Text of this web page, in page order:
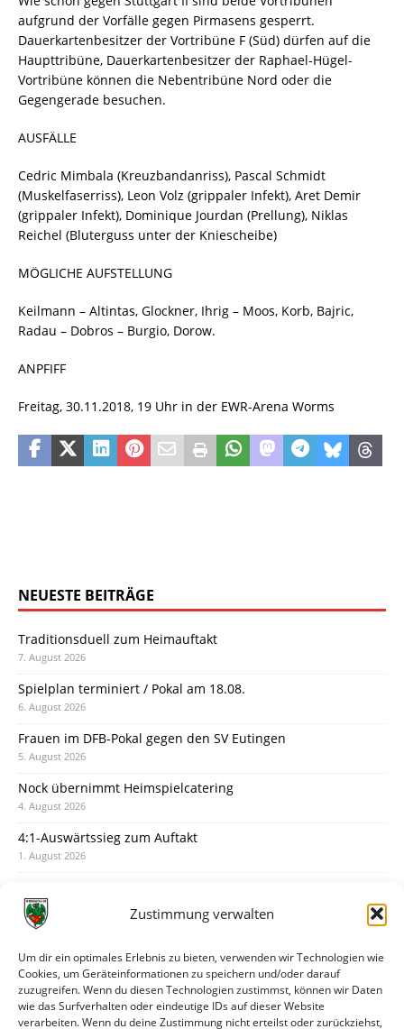
Zustimmung verwalten
Um dir ein optimales Erlebnis zu bieten, verwenden wir Technologien wie
Cookies, um Geräteinformationen zu speichern und/oder darauf
zuzugreifen. Wenn du diesen Technologien zustimmst, können wir Daten
wie das Surfverhalten oder eindeutige IDs auf dieser Website
verarbeiten. Wenn du deine Zustimmung nicht erteilst oder zurückziehst,
aufgrund der Vorfälle gegen Pirmasens gesperrt.
Dauerkartenbesitzer der Vortribüne F (Süd) dürfen auf die
Haupttribüne, Dauerkartenbesitzer der Raphael-Hügel-
Vortribüne können die Nebentribüne Nord oder die
Gegengerade besuchen.
AUSFÄLLE
Cedric Mimbala (Kreuzbandanriss), Pascal Schmidt
(Muskelfaserriss), Leon Volz (grippaler Infekt), Aret Demir
(grippaler Infekt), Dominique Jourdan (Prellung), Niklas
Reichel (Bluterguss unter der Kniescheibe)
MÖGLICHE AUFSTELLUNG
Keilmann – Altintas, Glockner, Ihrig – Moos, Korb, Bajric,
Radau – Dobros – Burgio, Dorow.
ANPFIFF
Freitag, 30.11.2018, 19 Uhr in der EWR-Arena Worms
NEUESTE BEITRÄGE
Traditionsduell zum Heimauftakt
7. August 2026
Spielplan terminiert / Pokal am 18.08.
6. August 2026
Frauen im DFB-Pokal gegen den SV Eutingen
5. August 2026
Nock übernimmt Heimspielcatering
4. August 2026
4:1-Auswärtssieg zum Auftakt
1. August 2026
31. Juli 2026
30. Juli 2026
Deine Spielminute: 89+1
28. Juli 2026